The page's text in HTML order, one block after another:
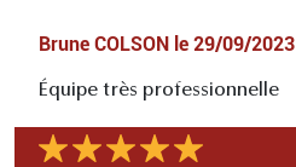
Brune COLSON le 29/09/2023
Équipe très professionnelle